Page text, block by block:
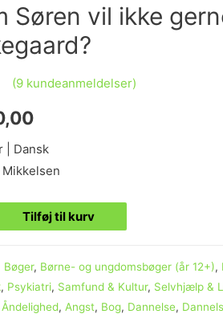
Søren vil ikke
(9 kundeanmeldelser)
| Dansk
Tilføj til kurv
Bøger, Børne- og ungdomsbøger (år 12+),
, Psykiatri, Samfund & Kultur, Selvhjælp &
Åndelighed, Angst, Bog, Dannelse,